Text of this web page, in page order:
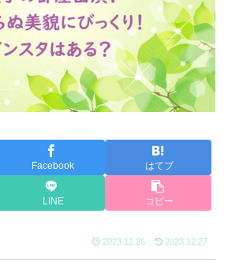
Facebook はてブ
LINE コピー
2023.12.26 2023.12.27